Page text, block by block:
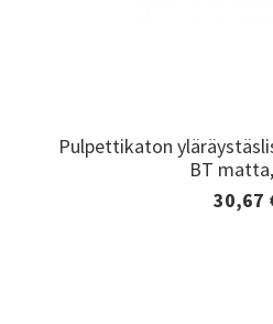
Pulpettikaton
BT
30,67
Pulpettikaton
BT
Lisätiedot ja